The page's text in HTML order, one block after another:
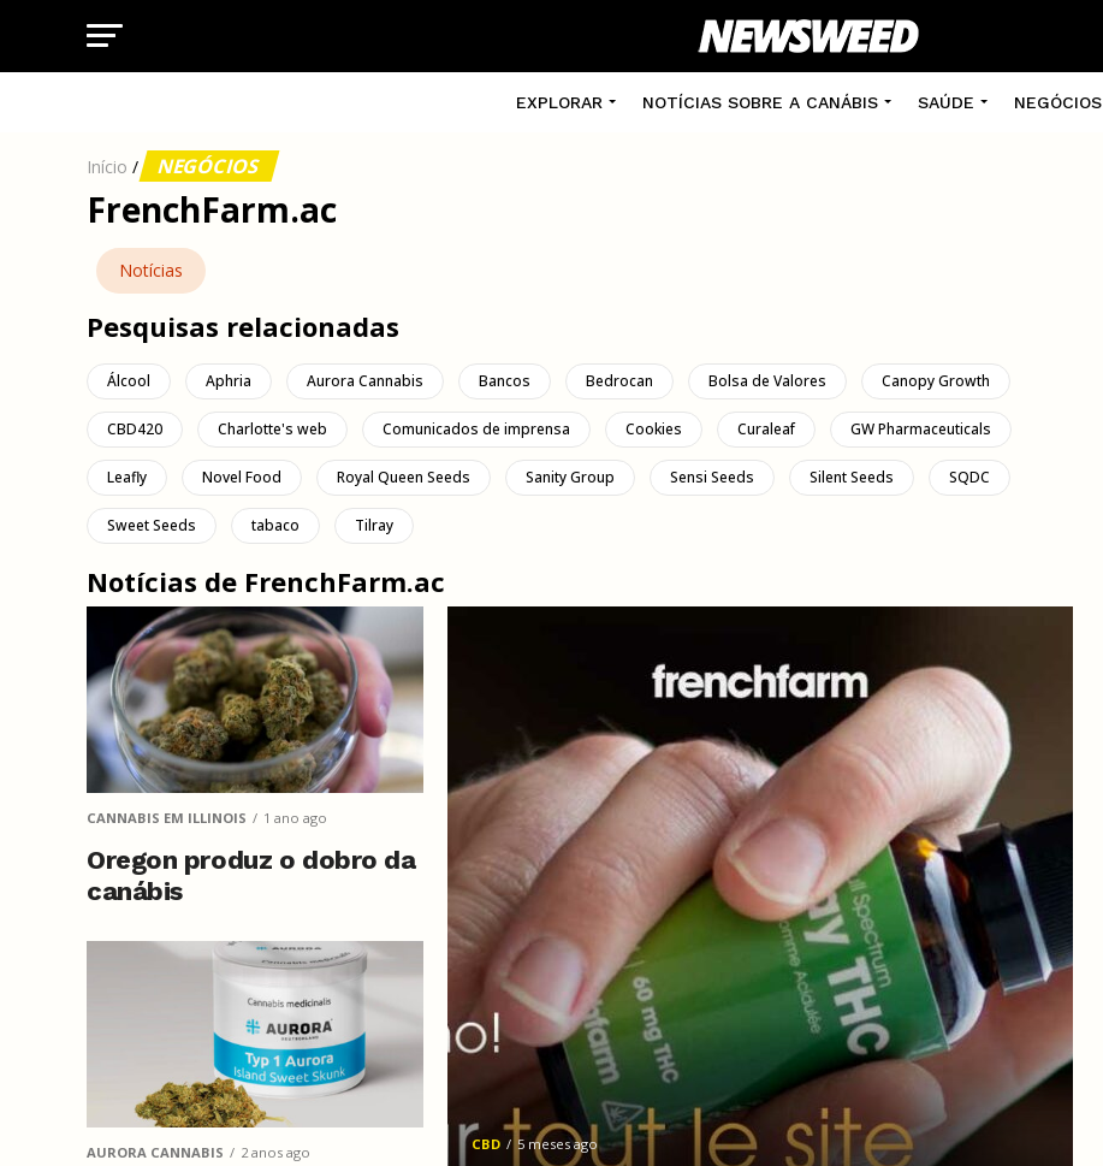
EXPLORAR NOTÍCIAS SOBRE A CANÁBIS SAÚDE NEGÓCIOS
Início / NEGÓCIOS
FrenchFarm.ac
Notícias
Pesquisas relacionadas
Álcool Aphria Aurora Cannabis Bancos Bedrocan Bolsa de Valores Canopy Growth
CBD420 Charlotte's web Comunicados de imprensa Cookies Curaleaf GW Pharmaceuticals
Leafly Novel Food Royal Queen Seeds Sanity Group Sensi Seeds Silent Seeds SQDC
Sweet Seeds tabaco Tilray
Notícias de FrenchFarm.ac
CBD 5 meses ago
CANNABIS EM ILLINOIS 1 ano ago
Oregon produz o dobro da
canábis
AURORA CANNABIS 2 anos ago